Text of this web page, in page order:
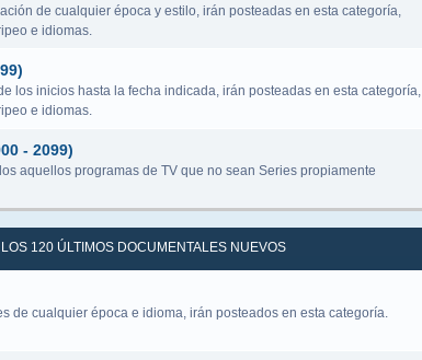
de cualquier época y estilo, irán posteadas en esta categoría,
e idiomas.
los inicios hasta la fecha indicada, irán posteadas en esta categoría,
e idiomas.
- 2099)
aquellos programas de TV que no sean Series propiamente
120 ÚLTIMOS DOCUMENTALES NUEVOS
de cualquier época e idioma, irán posteados en esta categoría.